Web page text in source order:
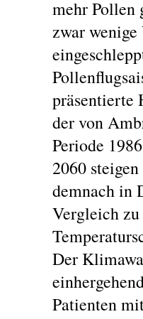
mehr Pollen
zwar
präsentierte
der von
Periode
2060
demnach in
Vergleich
Der
Patienten